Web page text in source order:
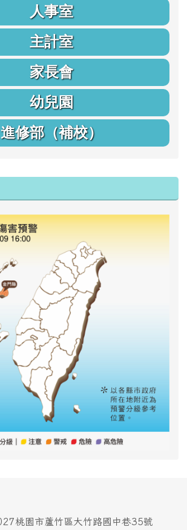
人事室
主計室
家長會
幼兒園
進修部（補校）
桃園市蘆竹區大竹路國中巷35號